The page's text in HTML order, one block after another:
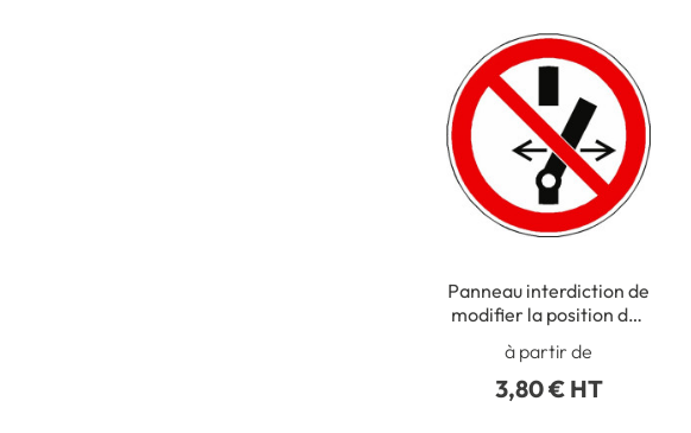
Panneau interdiction de
modifier la position de l
´interrupteur ISO 7010 -
P031
à partir de
3,80 € HT